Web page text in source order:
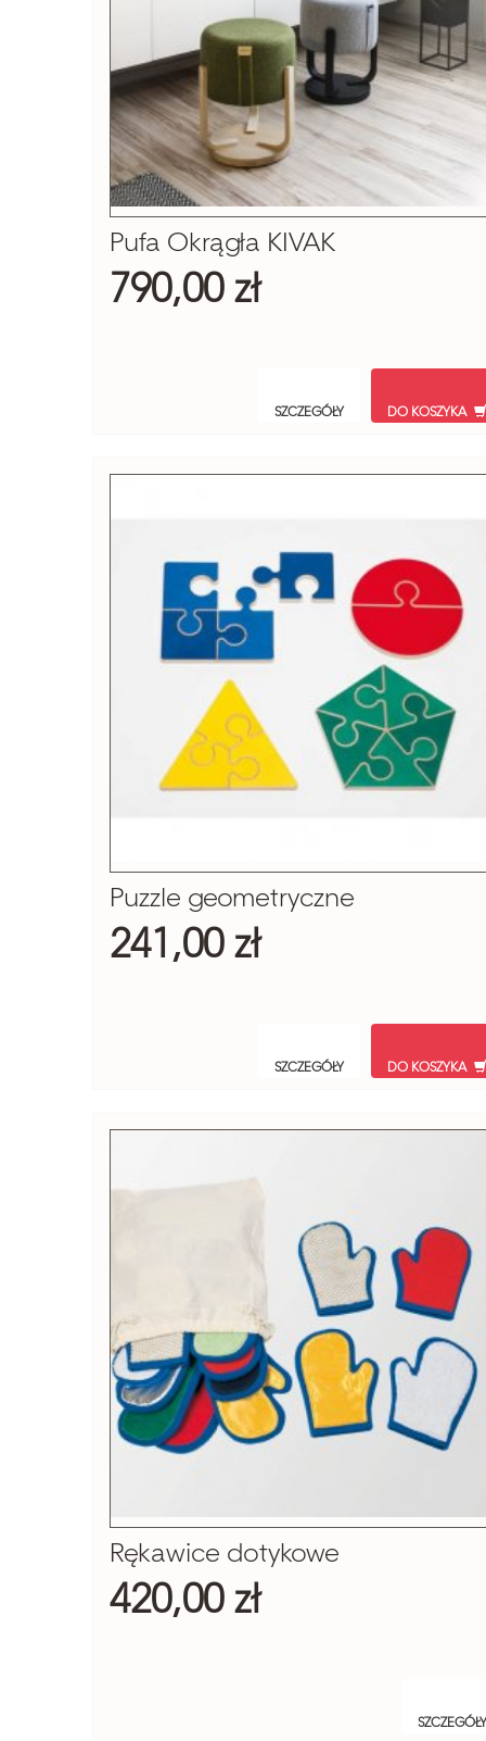
Pufa Okrągła KIVAK
790,00 zł
SZCZEGÓŁY DO KOSZYKA
Puzzle geometryczne
241,00 zł
SZCZEGÓŁY DO KOSZYKA
Rękawice dotykowe
420,00 zł
SZCZEGÓŁY